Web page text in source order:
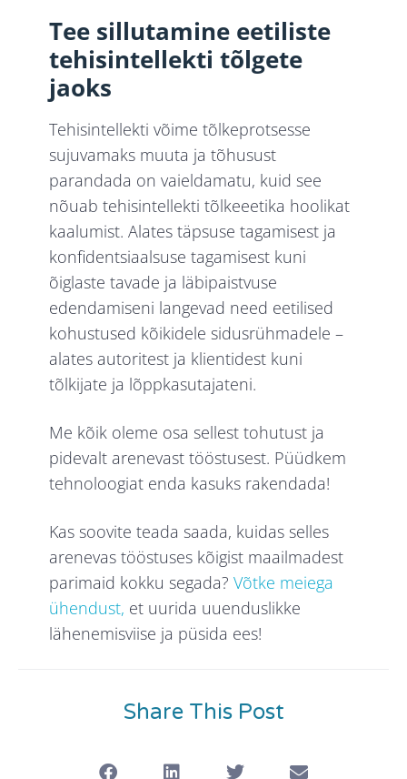
Tee sillutamine eetiliste
tehisintellekti tõlgete
jaoks
Tehisintellekti võime tõlkeprotsesse
sujuvamaks muuta ja tõhusust
parandada on vaieldamatu, kuid see
nõuab tehisintellekti tõlkeeetika hoolikat
kaalumist. Alates täpsuse tagamisest ja
konfidentsiaalsuse tagamisest kuni
õiglaste tavade ja läbipaistvuse
edendamiseni langevad need eetilised
kohustused kõikidele sidusrühmadele –
alates autoritest ja klientidest kuni
tõlkijate ja lõppkasutajateni.
Me kõik oleme osa sellest tohutust ja
pidevalt arenevast tööstusest. Püüdkem
tehnoloogiat enda kasuks rakendada!
Kas soovite teada saada, kuidas selles
arenevas tööstuses kõigist maailmadest
parimaid kokku segada?Võtke meiega
ühendust, et uurida uuenduslikke
lähenemisviise ja püsida ees!
Share This Post